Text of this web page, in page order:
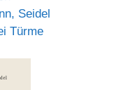
Seidel
Türme